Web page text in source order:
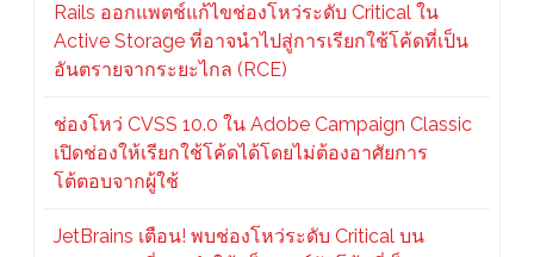
Rails ออกแพตช์แก้ไขช่องโหว่ระดับ Critical ใน
Active Storage ที่อาจนำไปสู่การเรียกใช้โค้ดที่เป็น
อันตรายจากระยะไกล (RCE)
ช่องโหว่ CVSS 10.0 ใน Adobe Campaign Classic
เปิดช่องให้เรียกใช้โค้ดได้โดยไม่ต้องอาศัยการ
โต้ตอบจากผู้ใช้
JetBrains เตือน! พบช่องโหว่ระดับ Critical บน